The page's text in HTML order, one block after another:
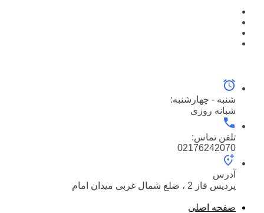
شنبه - چهارشنبه:
شبانه روزی
تلفن تماس:
02176242070
آدرس
پردیس فاز 2 ، ضلع شمال غربی میدان امام
صفحه اصلی